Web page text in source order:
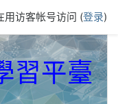
用访客帐号访问 (登录)
習平臺